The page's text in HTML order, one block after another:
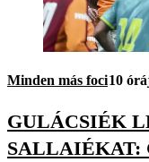
Minden más foci10
GULÁCSIÉK
SALLAIÉKAT: